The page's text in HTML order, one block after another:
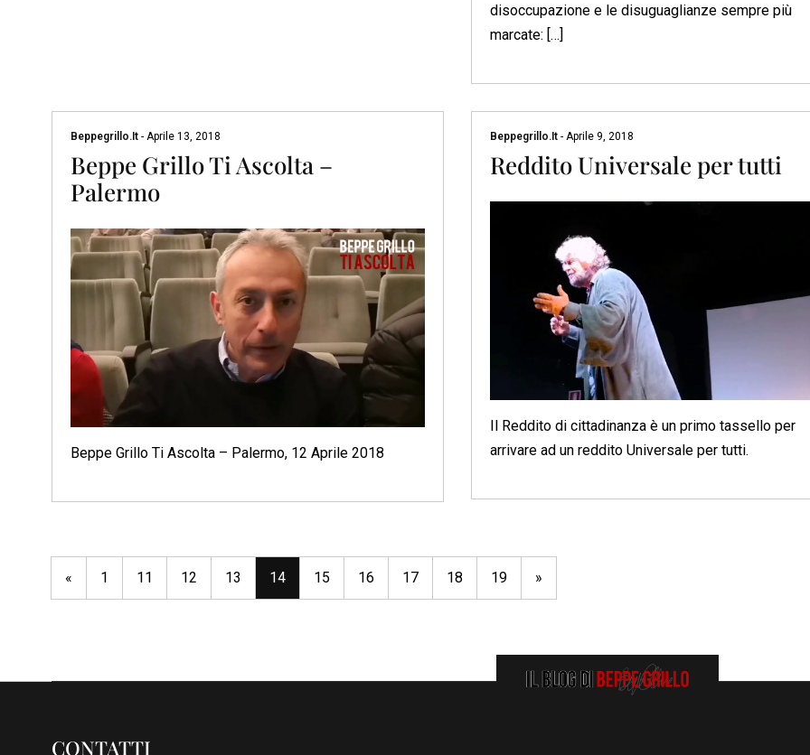
disoccupazione e le disuguaglianze sempre più
marcate: […]
Beppegrillo.it - Aprile 13, 2018
Beppe Grillo Ti Ascolta –
Palermo
Beppe Grillo Ti Ascolta – Palermo, 12 Aprile 2018
Beppegrillo.it -Aprile 9, 2018
Reddito Universale per tutti
Il Reddito di cittadinanza è un primo tassello per
arrivare ad un reddito Universale per tutti.
« 1 11 12 13 14 15 16 17 18 19 »
CONTATTI